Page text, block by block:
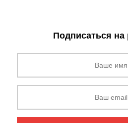
Подписаться на